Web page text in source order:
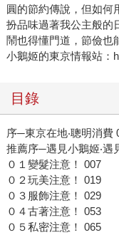
圓的節約傳說，但如何
扮品味過著我公主般的
鬧也得懂門道，節儉也
小鵝姬的東京情報站：
目錄
序─東京在地‧聰明消費
推薦序─遇見小鵝姬‧遇
０１變髮注意！ 007
０２玩美注意！ 019
０３服飾注意！ 029
０４古著注意！ 053
０５私密注意！ 065